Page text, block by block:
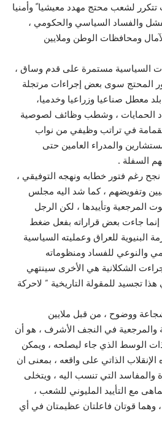
تتكرر لشعب محتج مهدد معيشيا ً وأمنيا
والفساد السياسي والحكومي ،
ومحافظات الوطن وملايين
السياسية مستمرة على قدم وساق ،
المحتج سوى بعض إجراءات مرتجلة
معطل صناعيا وزراعيا وخدميا،
الحمايات ، وشطب وظائف لصوصية
في تراتب وظيفي من نواب
والمدراء العامين حتى
السفلة .
نجح رغم فتور خطابه ونهجه التوفيقي ،
وتفويضهم ، كما شد اليه مجلس
المرجعية وتأييدها ، لكن الرجل
، إنما جاءت بعض قراراته بفعل ضغط
البنيوية للعراق وعمليته السياسية
والنوعي للفساد ومنظوماته
الشكلانية هي الأخرى سينتهي
تجسيد للمقولة التاريخية ” لاحركة
ووضوح ، من قبل ملايين
والمرجعية في النجف الأشرف ، هو أن
الوسط الذي جاء ليصلحه ، ويمكن
الذاتي على واقعه ، بمعنى ان
والمفاسد التي تنسب اليه ، ويتخلى
مع التأييد المليوني للشعب ،
، وهما قوتان فاعلتان عظيمتان في أي